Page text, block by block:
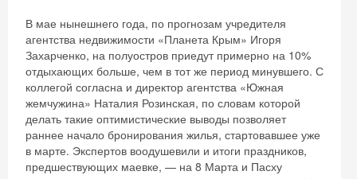
В мае нынешнего года, по прогнозам учредителя
агентства недвижимости «Планета Крым» Игоря
Захарченко, на полуостров приедут примерно на 10%
отдыхающих больше, чем в тот же период минувшего. С
коллегой согласна и директор агентства «Южная
жемчужина» Наталия Розинская, по словам которой
делать такие оптимистические выводы позволяет
раннее начало бронирования жилья, стартовавшее уже
в марте. Экспертов воодушевили и итоги праздников,
предшествующих маевке, — на 8 Марта и Пасху